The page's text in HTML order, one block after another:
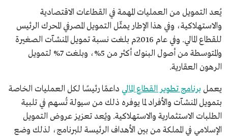
يُعد التمويل من العمليات المهمة في القطاعات الاقتصادية
والاستهلاكية، وفي هذا الإطار يمثّل التمويل المصرفي المحرك الرئيس
للقطاع المالي. وفي عام 2016م بلغت نسبة تمويل المنشآت الصغيرة
والمتوسطة من أصول البنوك أكثر من 5%، وبلغت 7% لتمويل
الرهون العقارية.
يعمل برنامج تطوير القطاع المالي داعمًا رئيسًا لكل العمليات الخاصة
بتمويل المنشآت والأفراد لما يوفره ذلك من سيولة تُسهم في تلبية
الطلبات الاستثمارية والاستهلاكية. ويُعد تعزيز عروض التمويل
الإسلامي في المملكة من بين الأهداف الرئيسة للبرنامج، لذلك وضع